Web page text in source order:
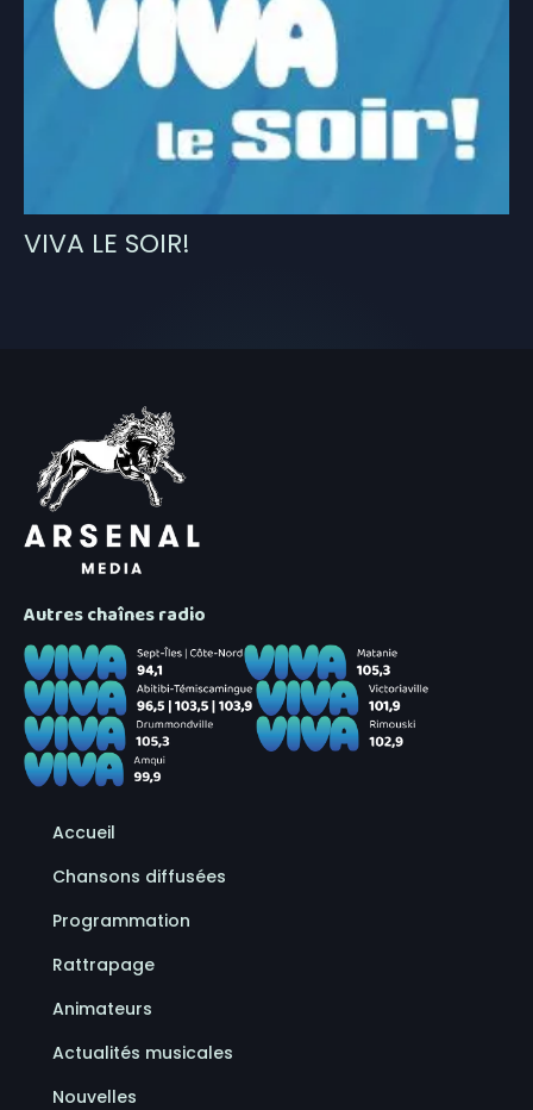
VIVA LE SOIR!
Autres chaînes radio
Accueil
Chansons diffusées
Programmation
Rattrapage
Animateurs
Actualités musicales
Nouvelles